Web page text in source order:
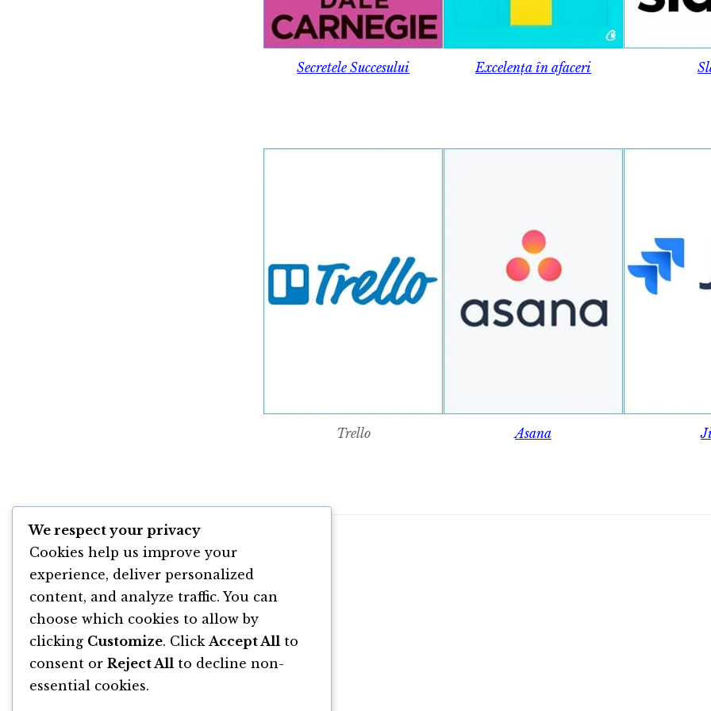
Secretele Succesului Excelența în afaceri
Trello Asana
We respect your privacy
Cookies help us improve your
experience, deliver personalized
content, and analyze traffic. You can
choose which cookies to allow by
clicking Customize. Click Accept All to
consent or Reject All to decline non-
essential cookies.